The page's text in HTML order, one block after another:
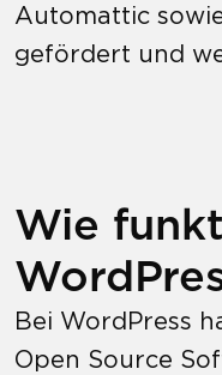
Automattic
gefördert und
Wie
Bei WordPress
Open Source